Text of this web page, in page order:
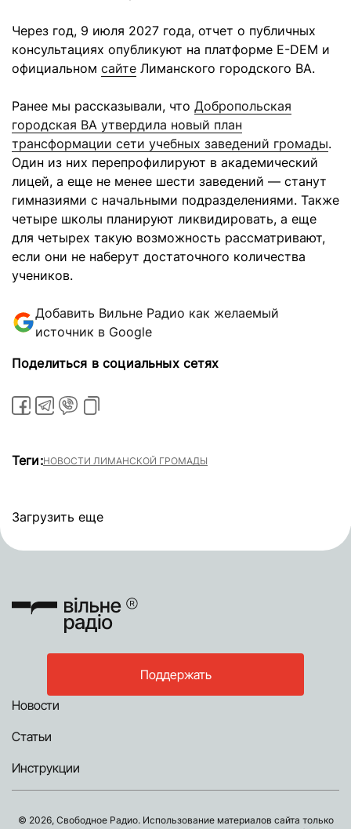
Через год, 9 июля 2027 года, отчет о публичных
консультациях опубликуют на платформе E-DEM и
официальном сайте Лиманского городского ВА.
Ранее мы рассказывали, что Добропольская
городская ВА утвердила новый план
трансформации сети учебных заведений громады.
Один из них перепрофилируют в академический
лицей, а еще не менее шести заведений — станут
гимназиями с начальными подразделениями. Также
четыре школы планируют ликвидировать, а еще
для четырех такую возможность рассматривают,
если они не наберут достаточного количества
учеников.
Добавить Вильне Радио как желаемый
источник в Google
Поделиться в социальных сетях
Теги:НОВОСТИ ЛИМАНСКОЙ ГРОМАДЫ
Загрузить еще
Поддержать
Новости
Статьи
Инструкции
© 2026, Свободное Радио. Использование материалов сайта только